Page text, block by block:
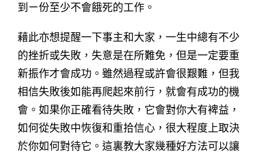
到ㄧ份至少不會餓死的工作。
藉此亦想提醒一下事主和大家，一生中總有不少
的挫折或失敗，失意是在所難免，但是一定要重
新振作才會成功。雖然過程或許會很艱難，但我
相信失敗後如能再爬起來前行，就會有成功的機
會。如果你正確看待失敗，它會對你大有裨益，
如何從失敗中恢復和重拾信心，很大程度上取決
於你如何對待它。這裏教大家幾種好方法可以讓